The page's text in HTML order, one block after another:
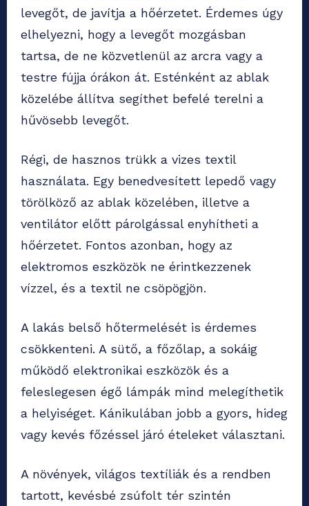
levegőt, de javítja a hőérzetet. Érdemes úgy
elhelyezni, hogy a levegőt mozgásban
tartsa, de ne közvetlenül az arcra vagy a
testre fújja órákon át. Esténként az ablak
közelébe állítva segíthet befelé terelni a
hűvösebb levegőt.
Régi, de hasznos trükk a vizes textil
használata. Egy benedvesített lepedő vagy
törölköző az ablak közelében, illetve a
ventilátor előtt párolgással enyhítheti a
hőérzetet. Fontos azonban, hogy az
elektromos eszközök ne érintkezzenek
vízzel, és a textil ne csöpögjön.
A lakás belső hőtermelését is érdemes
csökkenteni. A sütő, a főzőlap, a sokáig
működő elektronikai eszközök és a
feleslegesen égő lámpák mind melegíthetik
a helyiséget. Kánikulában jobb a gyors, hideg
vagy kevés főzéssel járó ételeket választani.
A növények, világos textíliák és a rendben
tartott, kevésbé zsúfolt tér szintén